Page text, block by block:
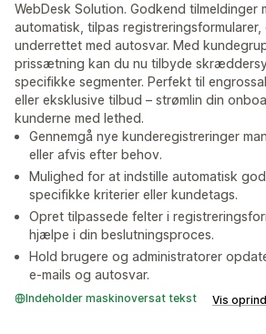
WebDesk Solution. Godkend tilmeldinger
automatisk, tilpas
underrettet med autosvar. Med
prissætning kan du nu tilbyde
specifikke segmenter. Perfekt til
eller eksklusive tilbud – strømlin din
kunderne med lethed.
Gennemgå nye kunderegistreringer
eller afvis efter behov.
Mulighed for at indstille automatisk
specifikke kriterier eller kundetags.
Opret tilpassede felter i
hjælpe i din beslutningsproces.
Hold brugere og administratorer
e-mails og autosvar.
Indeholder maskinoversat tekst Vis